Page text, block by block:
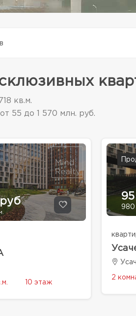
кв.м.
55 до 1 570 млн. руб.
10 этаж
2